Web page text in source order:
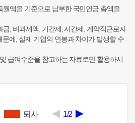
월액을 기준으로 납부한 국민연금 총액을
, 비과세액, 기간제, 시간제, 계약직근로자
에, 실제 기업의 연봉과 차이가 발생할 수
급여수준을 참고하는 자료로만 활용하시
퇴사 1/2